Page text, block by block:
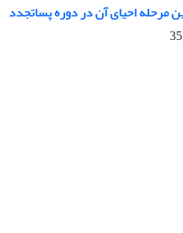
مرحله احیای آن در دوره پساتجدد